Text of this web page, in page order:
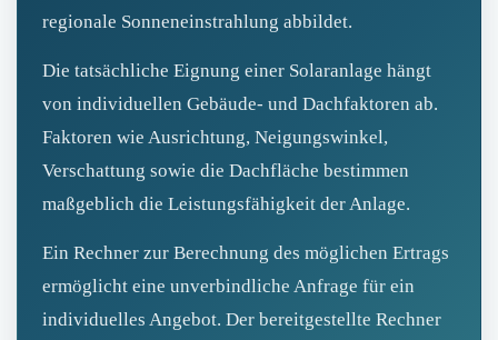
regionale Sonneneinstrahlung abbildet.
Die tatsächliche Eignung einer Solaranlage hängt
von individuellen Gebäude- und Dachfaktoren ab.
Faktoren wie Ausrichtung, Neigungswinkel,
Verschattung sowie die Dachfläche bestimmen
maßgeblich die Leistungsfähigkeit der Anlage.
Ein Rechner zur Berechnung des möglichen Ertrags
ermöglicht eine unverbindliche Anfrage für ein
individuelles Angebot. Der bereitgestellte Rechner